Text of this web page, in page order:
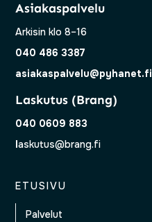
Asiakaspalvelu
Arkisin klo 8–16
040 486 3387
asiakaspalvelu@pyhanet.fi
Laskutus (Brang)
040 0609 883
laskutus@brang.fi
ETUSIVU
Palvelut